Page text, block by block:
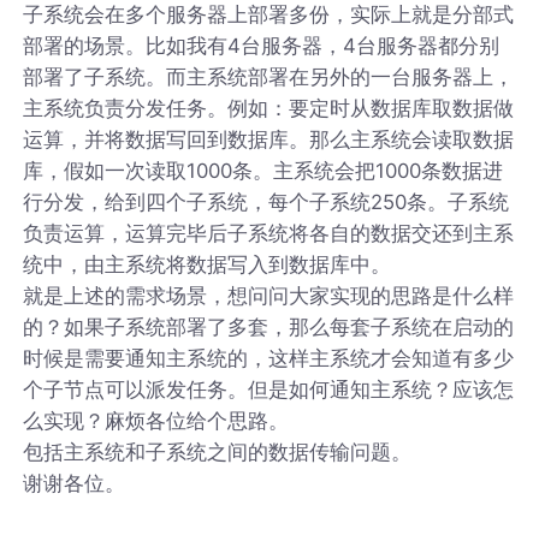
子系统会在多个服务器上部署多份，实际上就是分部式
部署的场景。比如我有4台服务器，4台服务器都分别
部署了子系统。而主系统部署在另外的一台服务器上，
主系统负责分发任务。例如：要定时从数据库取数据做
运算，并将数据写回到数据库。那么主系统会读取数据
库，假如一次读取1000条。主系统会把1000条数据进
行分发，给到四个子系统，每个子系统250条。子系统
负责运算，运算完毕后子系统将各自的数据交还到主系
统中，由主系统将数据写入到数据库中。
就是上述的需求场景，想问问大家实现的思路是什么样
的？如果子系统部署了多套，那么每套子系统在启动的
时候是需要通知主系统的，这样主系统才会知道有多少
个子节点可以派发任务。但是如何通知主系统？应该怎
么实现？麻烦各位给个思路。
包括主系统和子系统之间的数据传输问题。
谢谢各位。